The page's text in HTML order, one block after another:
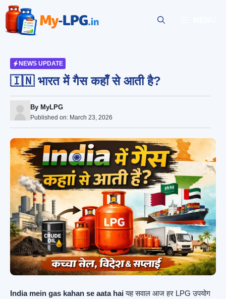
Skip
content
NEWS UPDATE
🇮🇳 भारत में गैस कहाँ से आती है?
By MyLPG
Published on: March 23, 2026
India mein gas kahan se aata haiयह सवाल आज हर LPG उपयोग